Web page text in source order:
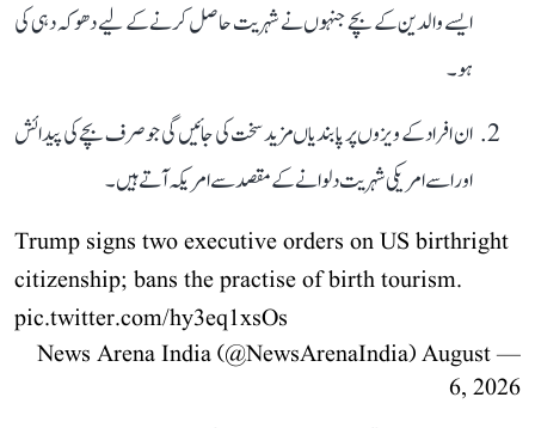
ایسے والدین کے بچے جنہوں نے شہریت حاصل کرنے کے لیے دھوکہ دہی کی
ہو۔
ان افراد کے ویزوں پر پابندیاں مزید سخت کی جائیں گی جو صرف بچے کی پیدائش
اور اسے امریکی شہریت دلوانے کے مقصد سے امریکہ آتے ہیں۔
Trump signs two executive orders on US birthright
citizenship; bans the practise of birth tourism.
pic.twitter.com/hy3eq1xsOs
— News Arena India (@NewsArenaIndia)
August
6, 2026